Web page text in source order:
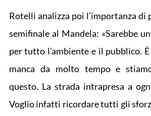
Rotelli analizza poi l’importanza di
semifinale al Mandela: «Sarebbe
per tutto l’ambiente e il pubblico. È
manca da molto tempo e
questo. La strada intrapresa a
Voglio infatti ricordare tutti gli